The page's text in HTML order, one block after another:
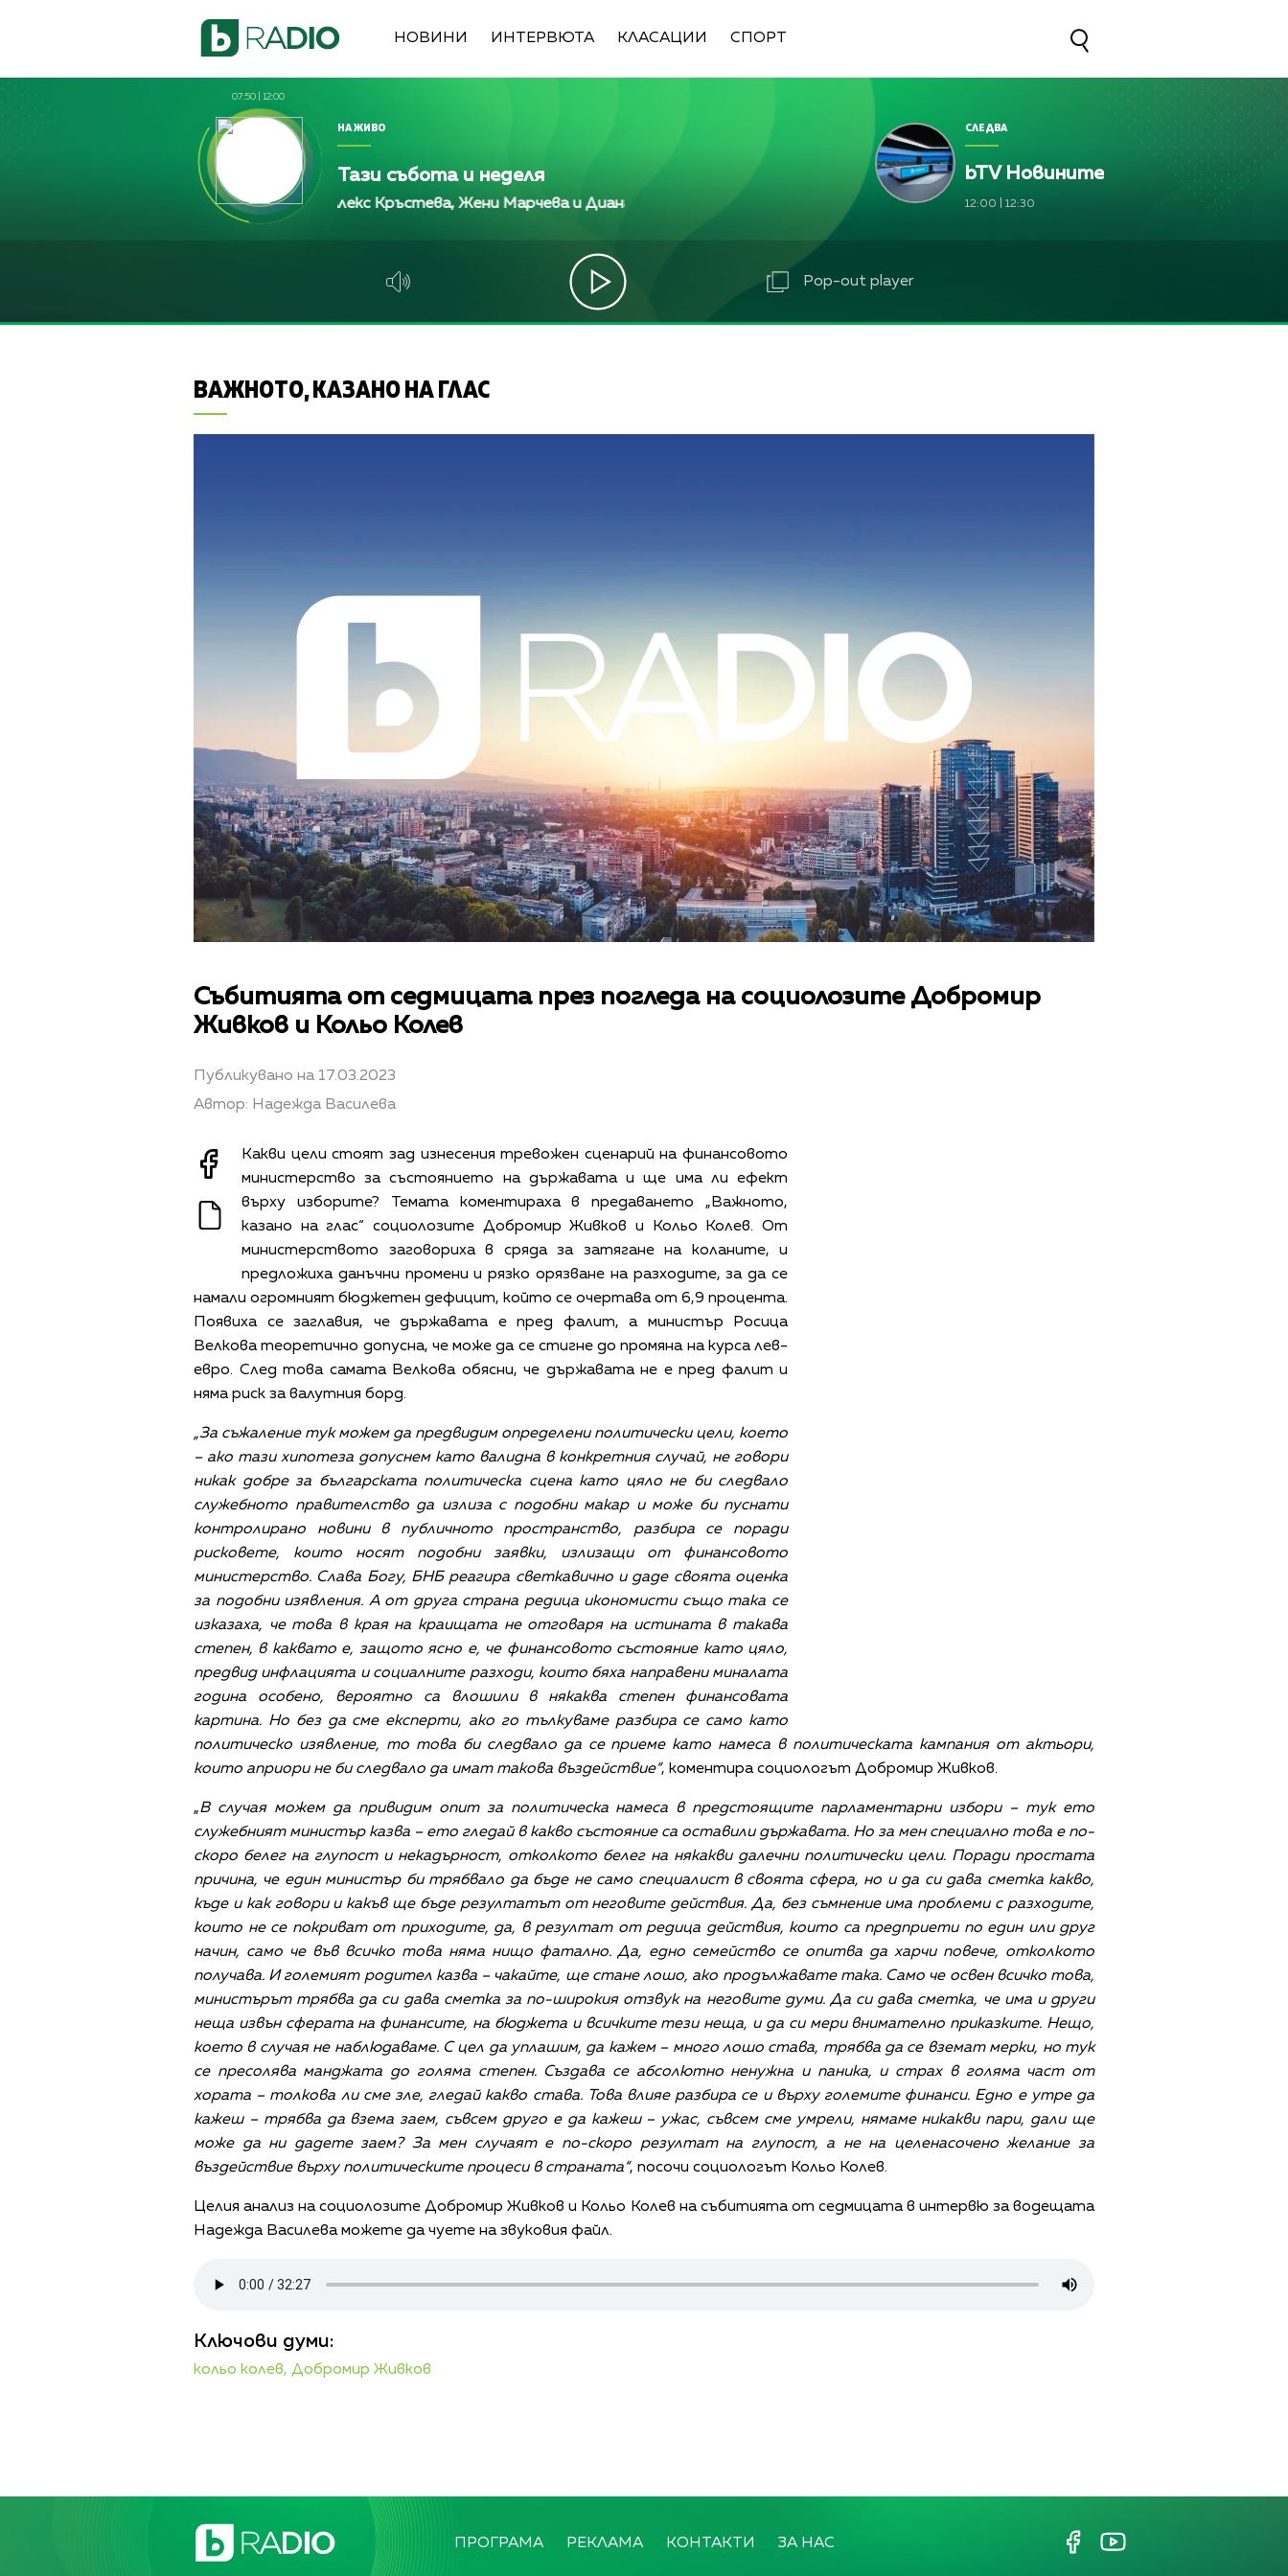
НОВИНИ ИНТЕРВЮТА КЛАСАЦИИ СПОРТ
07:50 12:00
НА ЖИВО
Тази събота и неделя
Алекс Кръстева, Жени Марчева и Диана Любенова
Алекс Кръстева, Жени Марчева и Диана Любенова
Алекс Кръстева, Жени Марчева и Диана Любенова
Алекс Кръстева, Жени Марчева и Диана Любенова
Алекс Кръстева, Жени Марчева и Диана Любенова
СЛЕДВА
bTV Новините
12:00 12:30
Pop-out player
ВАЖНОТО, КАЗАНО НА ГЛАС
Събитията от седмицата през погледа на социолозите Добромир
Живков и Кольо Колев
Публикувано на 17.03.2023
Автор: Надежда Василева
Какви цели стоят зад изнесения тревожен сценарий на финансовото
министерство за състоянието на държавата и ще има ли ефект
върху изборите? Темата коментираха в предаването „Важното,
казано на глас“ социолозите Добромир Живков и Кольо Колев. От
министерството заговориха в сряда за затягане на коланите, и
предложиха данъчни промени и рязко орязване на разходите, за да се
намали огромният бюджетен дефицит, който се очертава от 6,9 процента.
Появиха се заглавия, че държавата е пред фалит, а министър Росица
Велкова теоретично допусна, че може да се стигне до промяна на курса лев-
евро. След това самата Велкова обясни, че държавата не е пред фалит и
няма риск за валутния борд.
„За съжаление тук можем да предвидим определени политически цели, което
– ако тази хипотеза допуснем като валидна в конкретния случай, не говори
никак добре за българската политическа сцена като цяло не би следвало
служебното правителство да излиза с подобни макар и може би пуснати
контролирано новини в публичното пространство, разбира се поради
рисковете, които носят подобни заявки, излизащи от финансовото
министерство. Слава Богу, БНБ реагира светкавично и даде своята оценка
за подобни изявления. А от друга страна редица икономисти също така се
изказаха, че това в края на краищата не отговаря на истината в такава
степен, в каквато е, защото ясно е, че финансовото състояние като цяло,
предвид инфлацията и социалните разходи, които бяха направени миналата
година особено, вероятно са влошили в някаква степен финансовата
картина. Но без да сме експерти, ако го тълкуваме разбира се само като
политическо изявление, то това би следвало да се приеме като намеса в политическата кампания от актьори,
които априори не би следвало да имат такова въздействие“, коментира социологът Добромир Живков.
„В случая можем да привидим опит за политическа намеса в предстоящите парламентарни избори – тук ето
служебният министър казва – ето гледай в какво състояние са оставили държавата. Но за мен специално това е по-
скоро белег на глупост и некадърност, отколкото белег на някакви далечни политически цели. Поради простата
причина, че един министър би трябвало да бъде не само специалист в своята сфера, но и да си дава сметка какво,
къде и как говори и какъв ще бъде резултатът от неговите действия. Да, без съмнение има проблеми с разходите,
които не се покриват от приходите, да, в резултат от редица действия, които са предприети по един или друг
начин, само че във всичко това няма нищо фатално. Да, едно семейство се опитва да харчи повече, отколкото
получава. И големият родител казва – чакайте, ще стане лошо, ако продължавате така. Само че освен всичко това,
министърът трябва да си дава сметка за по-широкия отзвук на неговите думи. Да си дава сметка, че има и други
неща извън сферата на финансите, на бюджета и всичките тези неща, и да си мери внимателно приказките. Нещо,
което в случая не наблюдаваме. С цел да уплашим, да кажем – много лошо става, трябва да се вземат мерки, но тук
се пресолява манджата до голяма степен. Създава се абсолютно ненужна и паника, и страх в голяма част от
хората – толкова ли сме зле, гледай какво става. Това влияе разбира се и върху големите финанси. Едно е утре да
кажеш – трябва да взема заем, съвсем друго е да кажеш – ужас, съвсем сме умрели, нямаме никакви пари, дали ще
може да ни дадете заем? За мен случаят е по-скоро резултат на глупост, а не на целенасочено желание за
въздействие върху политическите процеси в страната“, посочи социологът Кольо Колев.
Целия анализ на социолозите Добромир Живков и Кольо Колев на събитията от седмицата в интервю за водещата
Надежда Василева можете да чуете на звуковия файл.
Ключови думи:
кольо колев, Добромир Живков
ПРОГРАМА РЕКЛАМА КОНТАКТИ ЗА НАС